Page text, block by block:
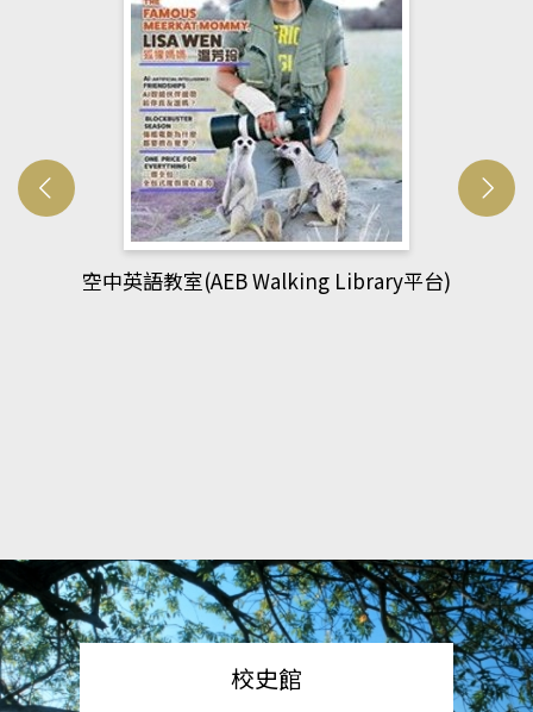
網管人(kono平台)
校史館